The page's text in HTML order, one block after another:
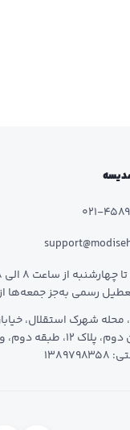
مدیسه
021-
رسمی به‌جز جمعه‌ها از ساعت
محله شهرک استقلال،
خیابان دوم، پلاک